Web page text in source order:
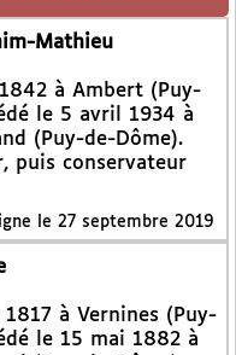
Mathieu
à Ambert (Puy-
le 5 avril 1934 à
(Puy-de-Dôme).
puis conservateur
le 27 septembre 2019
à Vernines (Puy-
le 15 mai 1882 à